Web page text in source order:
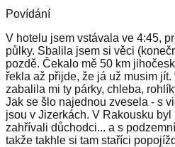
Povídání
V hotelu jsem vstávala ve 4:45,
půlky. Sbalila jsem si věci
pozdě. Čekalo mě 50 km
řekla až přijde, že já už musim
zabalila mi ty párky, chleba,
Jak se šlo najednou zvesela - s
jsou v Jizerkách. V Rakousku
zahřívali důchodci... a s
takže takhle si tam staříci